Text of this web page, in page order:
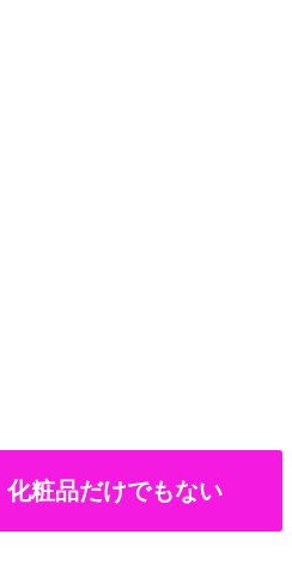
粧品だけでもない